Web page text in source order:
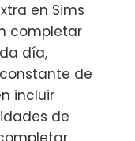
en Sims
completar
día,
de
incluir
de